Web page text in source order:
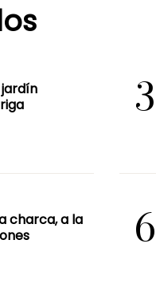
3
charca, a la
6